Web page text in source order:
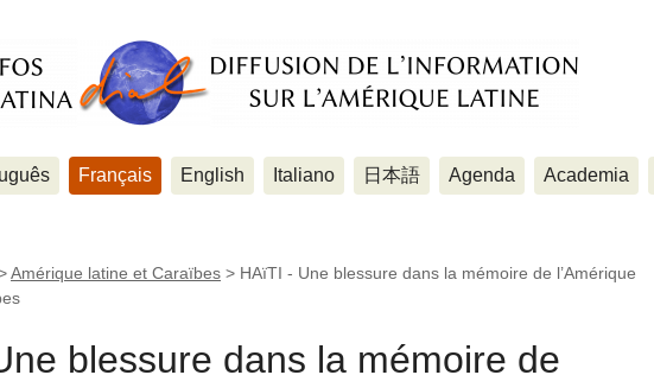
Français English Italiano 日本語 Agenda Academia
Amérique latine et Caraïbes > HAïTI - Une blessure dans la mémoire de l’Amérique
blessure dans la mémoire de